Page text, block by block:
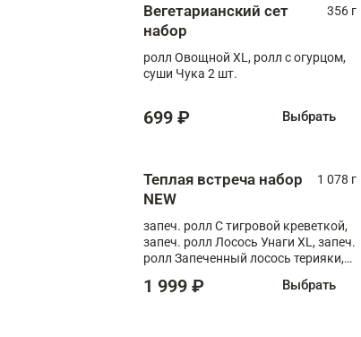
Вегетарианский сет
набор
356 г
ролл Овощной XL, ролл с огурцом,
суши Чука 2 шт.
699 ₽ Выбрать
Теплая встреча набор
NEW
1 078 г
запеч. ролл С тигровой креветкой,
запеч. ролл Лосось Унаги XL, запеч.
ролл Запеченный лосось терияки,
1 999 ₽ Выбрать